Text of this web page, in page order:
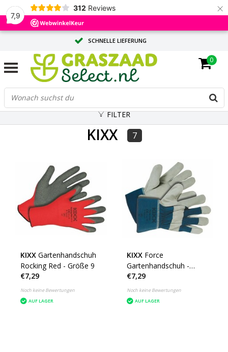
7,9
312 Reviews ×
SCHNELLE LIEFERUNG
MASSGESCHNEIDERTE BERATUNG DURCH UNSERE EXPERTEN
GROSSE MENGE? ANGEBOT ANFORDERN
0
FILTER
KIXX 7
KIXX Gartenhandschuh
Rocking Red - Größe 9
€7,29
Noch keine Bewertungen
AUF LAGER
KIXX Force
Gartenhandschuh -
Größe 10
€7,29
Noch keine Bewertungen
AUF LAGER